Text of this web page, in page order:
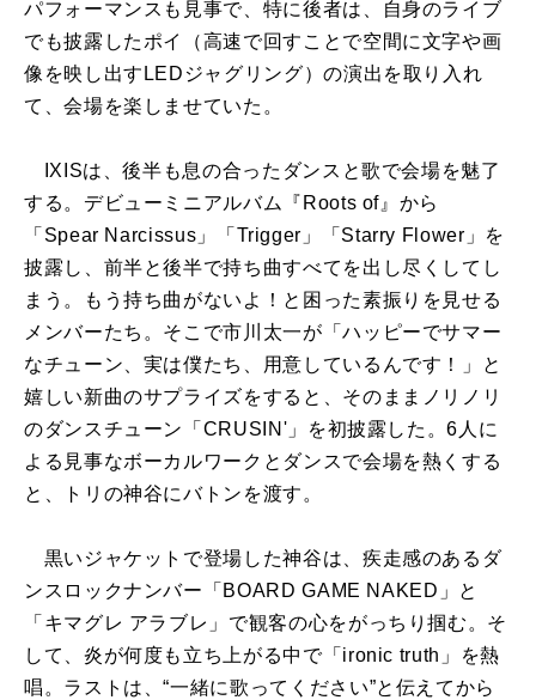
パフォーマンスも見事で、特に後者は、自身のライブ
でも披露したポイ（高速で回すことで空間に文字や画
像を映し出すLEDジャグリング）の演出を取り入れ
て、会場を楽しませていた。
IXISは、後半も息の合ったダンスと歌で会場を魅了
する。デビューミニアルバム『Roots of』から
「Spear Narcissus」「Trigger」「Starry Flower」を
披露し、前半と後半で持ち曲すべてを出し尽くしてし
まう。もう持ち曲がないよ！と困った素振りを見せる
メンバーたち。そこで市川太一が「ハッピーでサマー
なチューン、実は僕たち、用意しているんです！」と
嬉しい新曲のサプライズをすると、そのままノリノリ
のダンスチューン「CRUSIN'」を初披露した。6人に
よる見事なボーカルワークとダンスで会場を熱くする
と、トリの神谷にバトンを渡す。
黒いジャケットで登場した神谷は、疾走感のあるダ
ンスロックナンバー「BOARD GAME NAKED」と
「キマグレ アラブレ」で観客の心をがっちり掴む。そ
して、炎が何度も立ち上がる中で「ironic truth」を熱
唱。ラストは、“一緒に歌ってください”と伝えてから